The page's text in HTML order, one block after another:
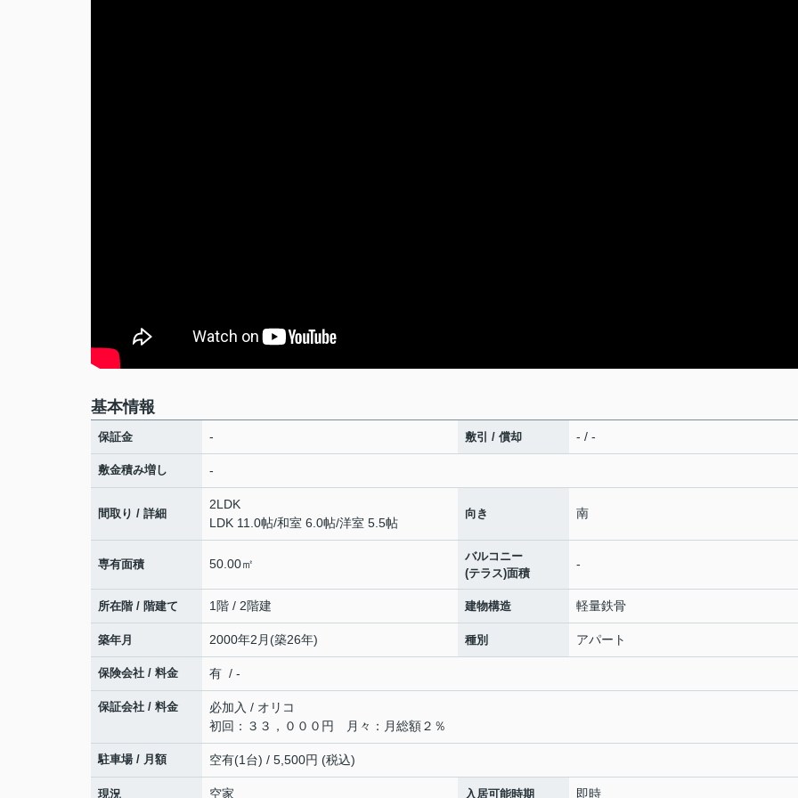
基本情報
保証金 - 敷引 / 償却 - / -
敷金積み増し -
間取り / 詳細
2LDK
LDK 11.0帖/和室 6.0帖/洋室 5.5帖
向き 南
専有面積 50.00㎡
バルコニー
(テラス)面積
-
所在階 / 階建て 1階 / 2階建 建物構造 軽量鉄骨
築年月 2000年2月(築26年) 種別 アパート
保険会社 / 料金 有 / -
保証会社 / 料金
必加入 / オリコ
初回：３３，０００円 月々：月総額２％
駐車場 / 月額 空有(1台) / 5,500円 (税込)
現況 空家 入居可能時期 即時